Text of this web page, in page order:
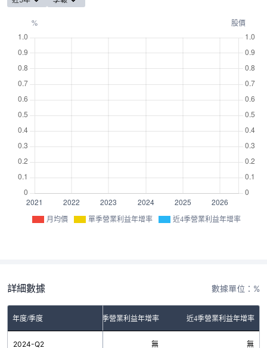
月均價 單季營業利益年增率 近4季營業利益年增率
詳細數據 數據單位：%
年度/季度 單季營業利益年增率 近4季營業利益年增率
2024-Q2 無 無